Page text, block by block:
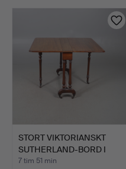
STORT VIKTORIANSKT
SUTHERLAND-BORD I
MAHOG…
7 tim 51 min